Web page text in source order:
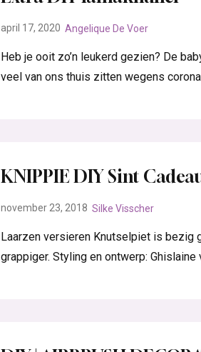
Heb je ooit zo’n leukerd gezien? De
veel van ons thuis zitten wegens corona
april 17, 2020 Angelique De Voer
KNIPPIE DIY Sint
Laarzen versieren Knutselpiet is bezig
grappiger. Styling en ontwerp: Ghislaine
november 23, 2018 Silke Visscher